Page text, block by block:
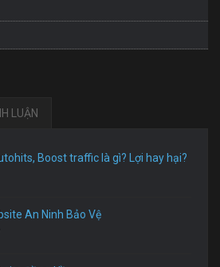
LUẬN
Boost traffic là gì? Lợi hay hại?
An Ninh Bảo Vệ